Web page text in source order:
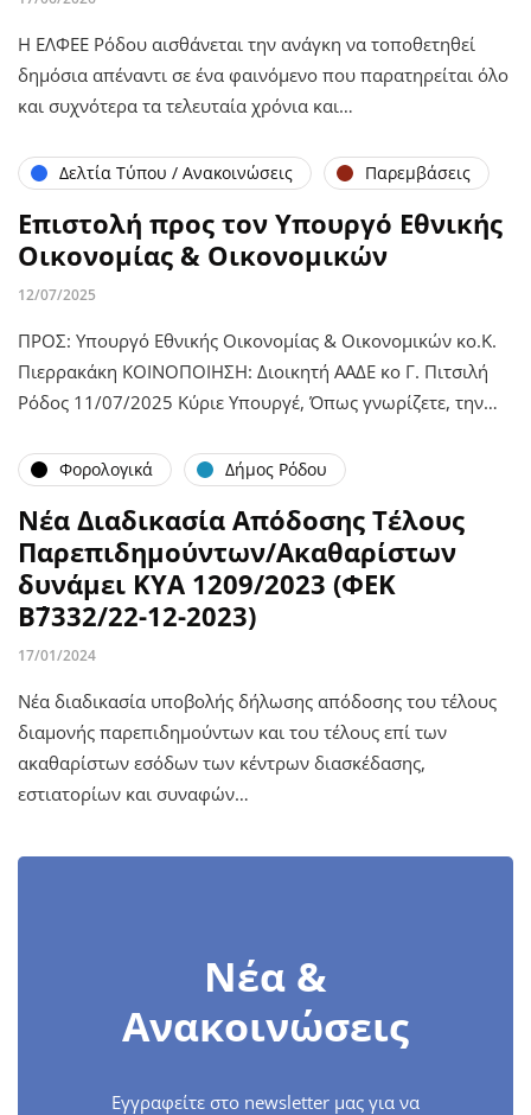
Η ΕΛΦΕΕ Ρόδου αισθάνεται την ανάγκη να τοποθετηθεί
δημόσια απέναντι σε ένα φαινόμενο που παρατηρείται όλο
και συχνότερα τα τελευταία χρόνια και…
Δελτία Τύπου / Ανακοινώσεις Παρεμβάσεις
Επιστολή προς τον Υπουργό Εθνικής
Οικονομίας & Οικονομικών
12/07/2025
ΠΡΟΣ: Υπουργό Εθνικής Οικονομίας & Οικονομικών κο.Κ.
Πιερρακάκη ΚΟΙΝΟΠΟΙΗΣΗ: Διοικητή ΑΑΔΕ κο Γ. Πιτσιλή
Ρόδος 11/07/2025 Κύριε Υπουργέ, Όπως γνωρίζετε, την…
Φορολογικά Δήμος Ρόδου
Νέα Διαδικασία Απόδοσης Τέλους
Παρεπιδημούντων/Ακαθαρίστων
δυνάμει ΚΥΑ 1209/2023 (ΦΕΚ
Β΄7332/22-12-2023)
17/01/2024
Νέα διαδικασία υποβολής δήλωσης απόδοσης του τέλους
διαμονής παρεπιδημούντων και του τέλους επί των
ακαθαρίστων εσόδων των κέντρων διασκέδασης,
εστιατορίων και συναφών…
Νέα &
Ανακοινώσεις
Εγγραφείτε στο newsletter μας για να